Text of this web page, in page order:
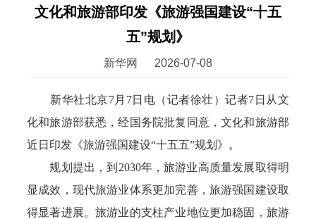
文化和旅游部印发《旅游强国建设“十五
五”规划》
新华网 2026-07-08
新华社北京7月7日电（记者徐壮）记者7日从文
化和旅游部获悉，经国务院批复同意，文化和旅游部
近日印发《旅游强国建设“十五五”规划》。
规划提出，到2030年，旅游业高质量发展取得明
显成效，现代旅游业体系更加完善，旅游强国建设取
得显著进展。旅游业的支柱产业地位更加稳固，旅游